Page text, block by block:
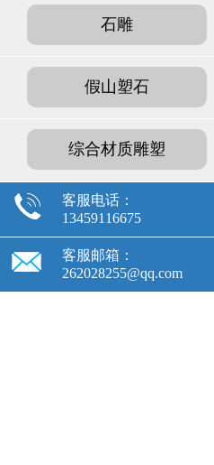
石雕
假山塑石
综合材质雕塑
客服电话：
13459116675
客服邮箱：
262028255@qq.com